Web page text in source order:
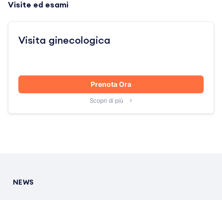
Visite ed esami
Visita ginecologica
Prenota Ora
Scopri di più
NEWS